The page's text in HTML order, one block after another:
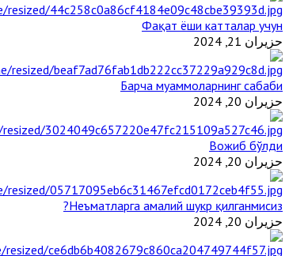
Фақат ёши катталар учун
حزيران 21, 2024
Барча муаммоларнинг сабаби
حزيران 20, 2024
Вожиб бўлди
حزيران 20, 2024
Неъматларга амалий шукр қилганмисиз?
حزيران 20, 2024